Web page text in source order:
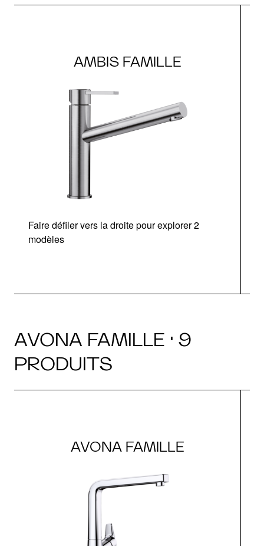
AMBIS FAMILLE
Faire défiler vers la droite pour explorer 2
modèles
AVONA FAMILLE · 9
PRODUITS
AVONA FAMILLE